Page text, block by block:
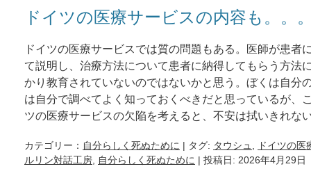
ドイツの医療サービスの内容も。。
ドイツの医療サービスでは質の問題もある。医師が患者
て説明し、治療方法について患者に納得してもらう方法
かり教育されていないのではないかと思う。ぼくは自分
は自分で調べてよく知っておくべきだと思っているが、
ツの医療サービスの欠陥を考えると、不安は拭いきれな
カテゴリー： 自分らしく死ぬために | タグ: タウシュ
ドイツの医
ルリン対話工房
自分らしく死ぬために | 投稿日: 2026年4月29日